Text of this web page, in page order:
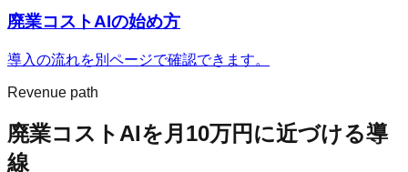
廃業コストAIの始め方
導入の流れを別ページで確認できます。
Revenue path
廃業コストAIを月10万円に近づける導
線